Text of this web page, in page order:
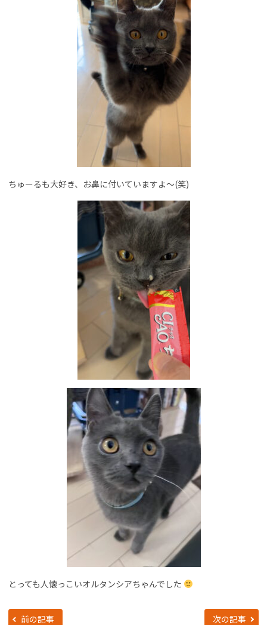
ちゅーるも大好き、お鼻に付いていますよ～(笑)
とっても人懐っこいオルタンシアちゃんでした
前の記事 次の記事